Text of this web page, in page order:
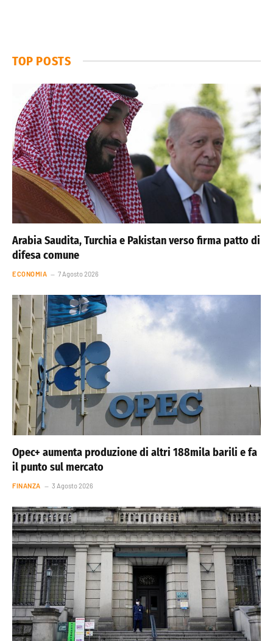
TOP POSTS
Arabia Saudita, Turchia e Pakistan verso firma patto di
difesa comune
ECONOMIA 7 Agosto 2026
Opec+ aumenta produzione di altri 188mila barili e fa
il punto sul mercato
FINANZA 3 Agosto 2026